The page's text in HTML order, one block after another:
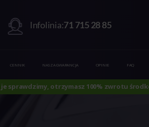
Infolinia:71 715 28 85
CENNIK NASZA GWARANCJA OPINIE FAQ
sprawdzimy, otrzymasz 100% zwrotu